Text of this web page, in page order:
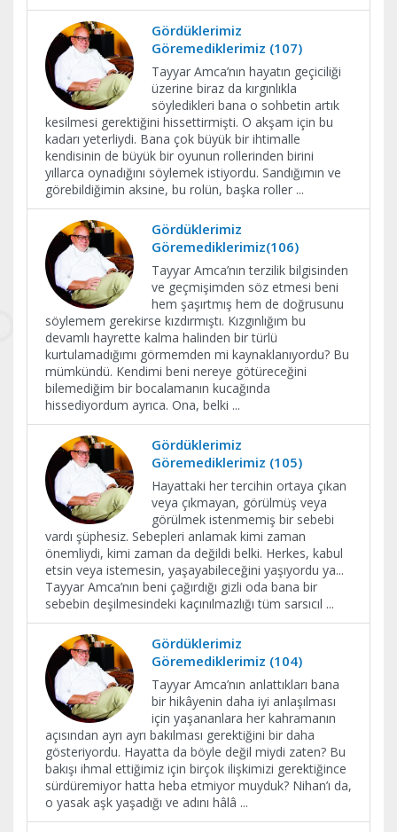
Gördüklerimiz
Göremediklerimiz (107)
Tayyar Amca’nın hayatın geçiciliği
üzerine biraz da kırgınlıkla
söyledikleri bana o sohbetin artık
kesilmesi gerektiğini hissettirmişti. O akşam için bu
kadarı yeterliydi. Bana çok büyük bir ihtimalle
kendisinin de büyük bir oyunun rollerinden birini
yıllarca oynadığını söylemek istiyordu. Sandığımın ve
görebildiğimin aksine, bu rolün, başka roller ...
Gördüklerimiz
Göremediklerimiz(106)
Tayyar Amca’nın terzilik bilgisinden
ve geçmişimden söz etmesi beni
hem şaşırtmış hem de doğrusunu
söylemem gerekirse kızdırmıştı. Kızgınlığım bu
devamlı hayrette kalma halinden bir türlü
kurtulamadığımı görmemden mi kaynaklanıyordu? Bu
mümkündü. Kendimi beni nereye götüreceğini
bilemediğim bir bocalamanın kucağında
hissediyordum ayrıca. Ona, belki ...
Gördüklerimiz
Göremediklerimiz (105)
Hayattaki her tercihin ortaya çıkan
veya çıkmayan, görülmüş veya
görülmek istenmemiş bir sebebi
vardı şüphesiz. Sebepleri anlamak kimi zaman
önemliydi, kimi zaman da değildi belki. Herkes, kabul
etsin veya istemesin, yaşayabileceğini yaşıyordu ya...
Tayyar Amca’nın beni çağırdığı gizli oda bana bir
sebebin deşilmesindeki kaçınılmazlığı tüm sarsıcıl ...
Gördüklerimiz
Göremediklerimiz (104)
Tayyar Amca’nın anlattıkları bana
bir hikâyenin daha iyi anlaşılması
için yaşananlara her kahramanın
açısından ayrı ayrı bakılması gerektiğini bir daha
gösteriyordu. Hayatta da böyle değil miydi zaten? Bu
bakışı ihmal ettiğimiz için birçok ilişkimizi gerektiğince
sürdüremiyor hatta heba etmiyor muyduk? Nihan’ı da,
o yasak aşk yaşadığı ve adını hâlâ ...